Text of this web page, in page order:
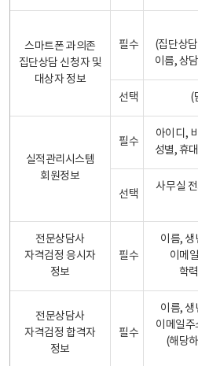
스마트폰 과의존
집단상담 신청자 및
대상자 정보
필수
(집단상
이름, 상
선택 (
실적관리시스템
회원정보
필수
아이디,
성별, 휴
선택
사무실
전문상담사
자격검정 응시자
정보
필수
이름, 생
이메
학
전문상담사
자격검정 합격자
정보
필수
이름, 생
이메일주
(해당